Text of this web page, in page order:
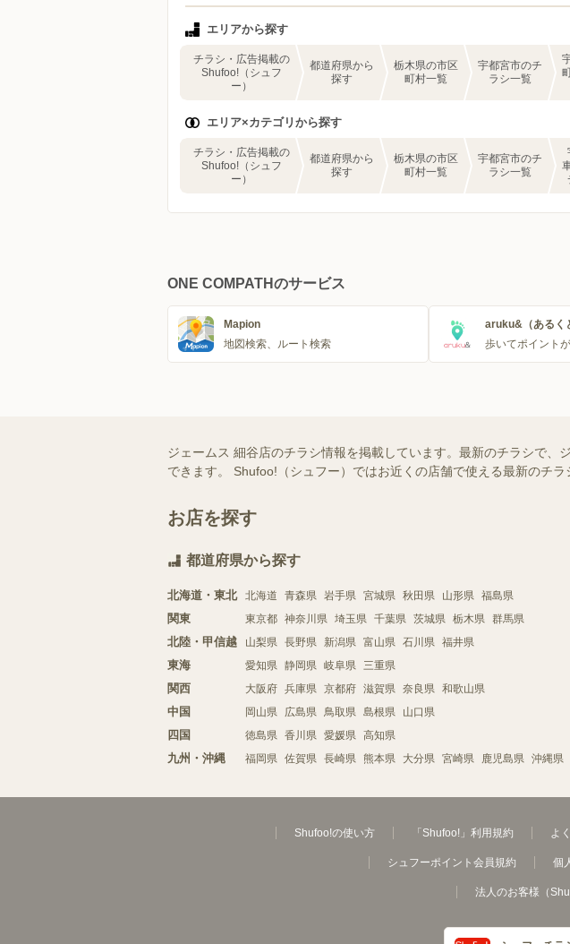
エリアから探す
チラシ・広告掲載の
Shufoo!（シュフ
ー）
都道府県から
探す
栃木県の市区
町村一覧
宇都宮市のチ
ラシ一覧
エリア×カテゴリから探す
チラシ・広告掲載の
Shufoo!（シュフ
ー）
都道府県から
探す
栃木県の市区
町村一覧
宇都宮市のチ
ラシ一覧
ONE COMPATHのサービス
Mapion
地図検索、ルート検索
aruku&（あるく
歩いてポイント
ジェームス 細谷店のチラシ情報を掲載しています。最新のチラシで
できます。 Shufoo!（シュフー）ではお近くの店舗で使える最新のチ
お店を探す
都道府県から探す
北海道・東北 北海道 青森県 岩手県 宮城県 秋田県 山形県 福島県
関東 東京都 神奈川県 埼玉県 千葉県 茨城県 栃木県 群馬県
北陸・甲信越 山梨県 長野県 新潟県 富山県 石川県 福井県
東海 愛知県 静岡県 岐阜県 三重県
関西 大阪府 兵庫県 京都府 滋賀県 奈良県 和歌山県
中国 岡山県 広島県 鳥取県 島根県 山口県
四国 徳島県 香川県 愛媛県 高知県
九州・沖縄 福岡県 佐賀県 長崎県 熊本県 大分県 宮崎県 鹿児島県 沖縄県
Shufoo!の使い方 「Shufoo!」利用規約 よ
シュフーポイント会員規約 個
法人のお客様（